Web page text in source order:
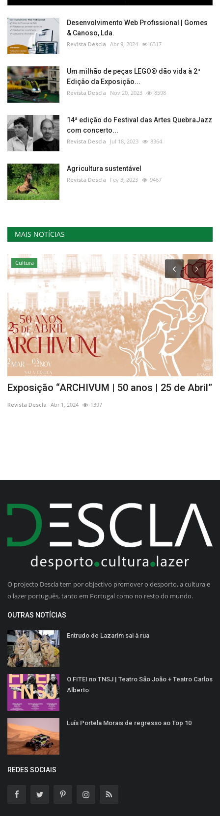
Desenvolvimento Web Profissional | Gomes
& Canoso, Lda.
Revista Descla Abr 9, 2024 6317
Um milhão de peças LEGO® dão vida à 2ª
Edição da Exposição...
Revista Descla Nov 20, 2023 8598
14ª edição do Festival das Artes QuebraJazz
com concerto...
Revista Descla Jul 18, 2023 8364
Agricultura sustentável
Revista Descla Fev 3, 2023 9467
MAIS NOTÍCIAS
Cultura
Exposição “ARCHIVUM | 50 anos | 25 de Abril”
Revista Descla Abr 1, 2024 1397
O projecto Descla tem por objectivo promover o desporto, a cultura e
o lazer português, tanto em Portugal como no resto do mundo.
OUTRAS NOTÍCIAS
Entrudo de Lazarim sai à rua
O FITEI no TNSJ | Teatro São João + Teatro Carlos
Alberto
Luís Portela Morais de regresso ao Top 10
REDES SOCIAIS